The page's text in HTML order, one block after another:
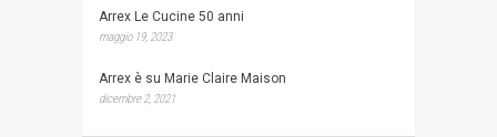
Arrex Le Cucine 50 anni
maggio 19, 2023
Arrex è su Marie Claire Maison
dicembre 2, 2021